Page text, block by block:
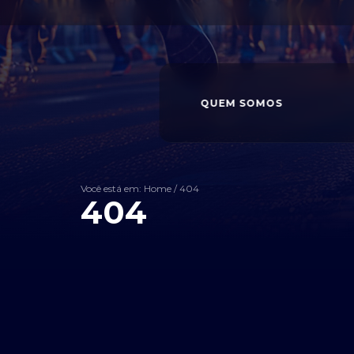
QUEM SOMOS
Você está em: Home / 404
404